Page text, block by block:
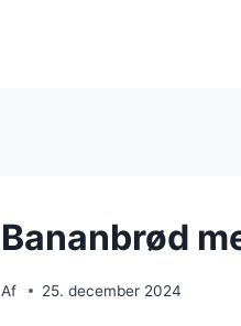
Bananbrød
Af 25. december 2024